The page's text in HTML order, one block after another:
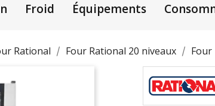
Froid Équipements
Rational Four Rational 20 niveaux Four